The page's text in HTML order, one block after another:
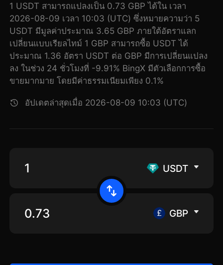
1 USDT สามารถแปลงเป็น 0.73 GBP ได้ใน เวลา
2026-08-09 เวลา 10:03 (UTC) ซึ่งหมายความว่า 5
USDT มีมูลค่าประมาณ 3.65 GBP ภายใต้อัตราแลก
เปลี่ยนแบบเรียลไทม์ 1 GBP สามารถซื้อ USDT ได้
ประมาณ 1.36 อัตรา USDT ต่อ GBP มีการเปลี่ยนแปลง
ลง ในช่วง 24 ชั่วโมงที่ -9.91% BingX มีตัวเลือกการซื้อ
ขายมากมาย โดยมีค่าธรรมเนียมเพียง 0.1%
อัปเดตล่าสุดเมื่อ 2026-08-09 10:03 (UTC)
USDT
GBP